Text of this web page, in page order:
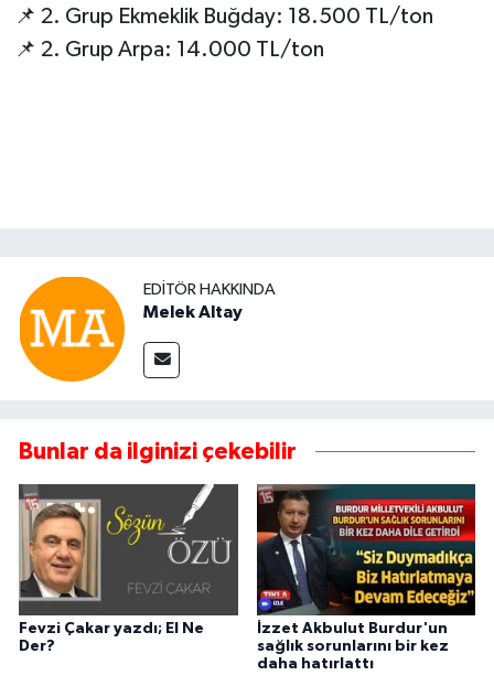
📌 2. Grup Ekmeklik Buğday: 18.500 TL/ton
📌 2. Grup Arpa: 14.000 TL/ton
EDITÖR HAKKINDA
Melek Altay
Bunlar da ilginizi çekebilir
Fevzi Çakar yazdı; El Ne
Der?
İzzet Akbulut Burdur'un
sağlık sorunlarını bir kez
daha hatırlattı